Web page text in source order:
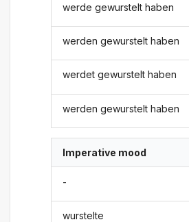
werde gewurstelt haben
werden gewurstelt haben
werdet gewurstelt haben
werden gewurstelt haben
Imperative mood
-
wurstelte